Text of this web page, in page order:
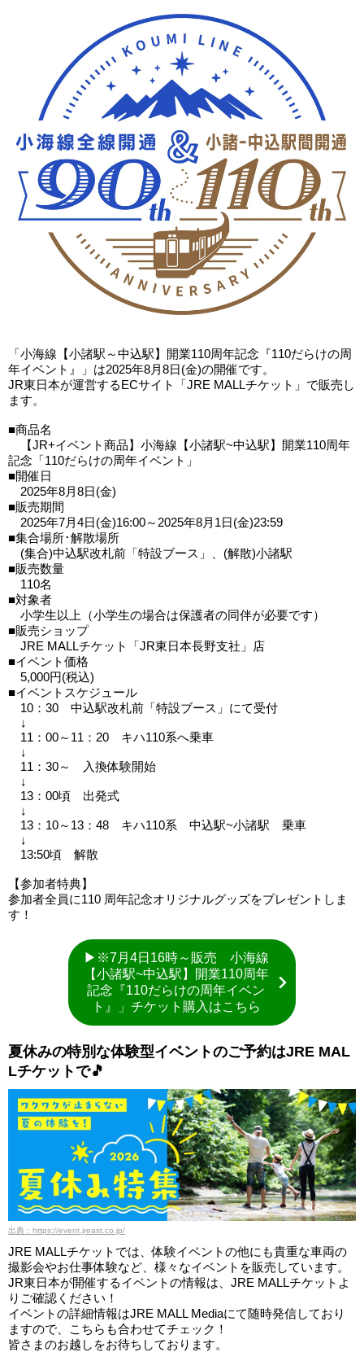
「小海線【小諸駅～中込駅】開業110周年記念『110だらけの周
年イベント』」は2025年8月8日(金)の開催です。
JR東日本が運営するECサイト「JRE MALLチケット」で販売し
ます。
■商品名
【JR+イベント商品】小海線【小諸駅~中込駅】開業110周年
記念「110だらけの周年イベント」
■開催日
2025年8月8日(金)
■販売期間
2025年7月4日(金)16:00～2025年8月1日(金)23:59
■集合場所･解散場所
(集合)中込駅改札前「特設ブース」、(解散)小諸駅
■販売数量
110名
■対象者
小学生以上（小学生の場合は保護者の同伴が必要です）
■販売ショップ
JRE MALLチケット「JR東日本長野支社」店
■イベント価格
5,000円(税込)
■イベントスケジュール
10：30 中込駅改札前「特設ブース」にて受付
↓
11：00～11：20 キハ110系へ乗車
↓
11：30～ 入換体験開始
↓
13：00頃 出発式
↓
13：10～13：48 キハ110系 中込駅~小諸駅 乗車
↓
13:50頃 解散
【参加者特典】
参加者全員に110 周年記念オリジナルグッズをプレゼントしま
す！
▶※7月4日16時～販売 小海線
【小諸駅~中込駅】開業110周年
記念『110だらけの周年イベン
ト』」チケット購入はこちら
夏休みの特別な体験型イベントのご予約はJRE MAL
Lチケットで🎵
出典：https://event.jreast.co.jp/
JRE MALLチケットでは、体験イベントの他にも貴重な車両の
撮影会やお仕事体験など、様々なイベントを販売しています。
JR東日本が開催するイベントの情報は、JRE MALLチケットよ
りご確認ください！
イベントの詳細情報はJRE MALL Mediaにて随時発信しており
ますので、こちらも合わせてチェック！
皆さまのお越しをお待ちしております。